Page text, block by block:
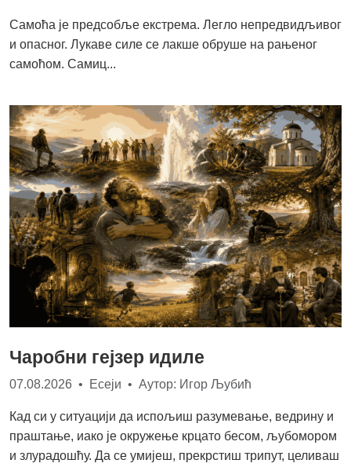
Самоћа је предсобље екстрема. Легло непредвидљивог
и опасног. Лукаве силе се лакше обруше на рањеног
самоћом. Самиц...
Чаробни гејзер идиле
07.08.2026 • Есеји • Аутор: Игор Љубић
Кад си у ситуацији да испољиш разумевање, ведрину и
праштање, иако је окружење крцато бесом, љубомором
и злурадошћу. Да се умијеш, прекрстиш трипут, целиваш